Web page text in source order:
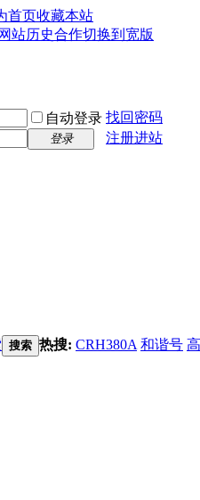
首页收藏本站
网站历史合作切换到宽版
自动登录 找回密码
登录 注册进站
搜索 热搜: CRH380A 和谐号